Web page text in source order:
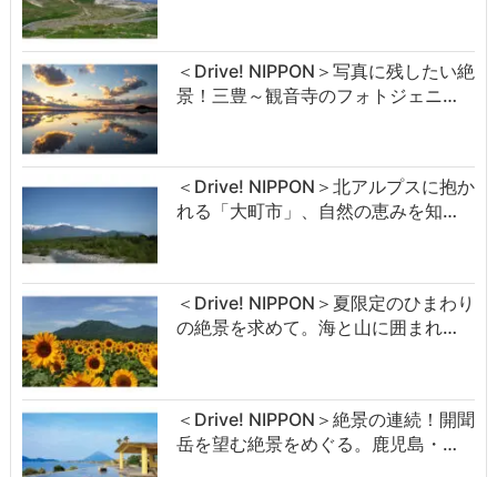
＜Drive! NIPPON＞写真に残したい絶
景！三豊～観音寺のフォトジェニ…
＜Drive! NIPPON＞北アルプスに抱か
れる「大町市」、自然の恵みを知…
＜Drive! NIPPON＞夏限定のひまわり
の絶景を求めて。海と山に囲まれ…
＜Drive! NIPPON＞絶景の連続！開聞
岳を望む絶景をめぐる。鹿児島・…